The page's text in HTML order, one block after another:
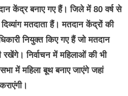
केंद्र बनाए गए हैं। जिले में 80 वर्ष से
मतदाता हैं। मतदान केंद्रों की
नियुक्त किए गए हैं जो मतदान
रखेंगे। निर्वाचन में महिलाओं की भी
में महिला बूथ बनाए जाएंगे जहां